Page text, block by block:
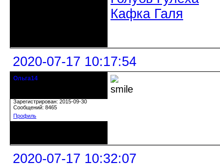
Кафка Галя
2020-07-17 10:17:54
Ольга14
Зарегистрирован: 2015-09-30
Сообщений: 8465
Профиль
2020-07-17 10:32:07